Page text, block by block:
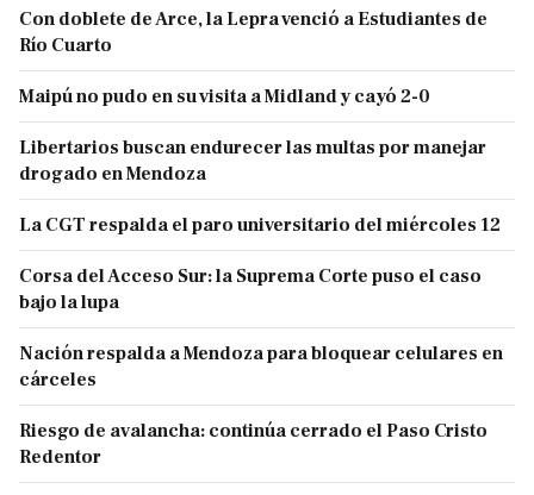
Con doblete de Arce, la Lepra venció a Estudiantes de
Río Cuarto
Maipú no pudo en su visita a Midland y cayó 2-0
Libertarios buscan endurecer las multas por manejar
drogado en Mendoza
La CGT respalda el paro universitario del miércoles 12
Corsa del Acceso Sur: la Suprema Corte puso el caso
bajo la lupa
Nación respalda a Mendoza para bloquear celulares en
cárceles
Riesgo de avalancha: continúa cerrado el Paso Cristo
Redentor